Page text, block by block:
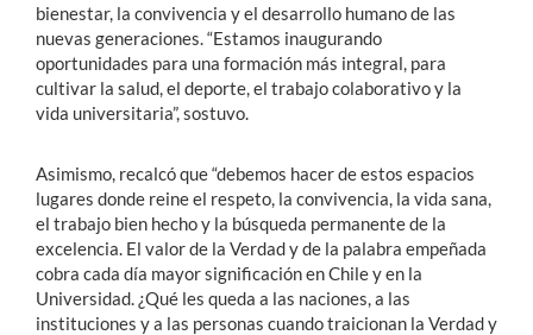
bienestar, la convivencia y el desarrollo humano de las
nuevas generaciones. “Estamos inaugurando
oportunidades para una formación más integral, para
cultivar la salud, el deporte, el trabajo colaborativo y la
vida universitaria”, sostuvo.
Asimismo, recalcó que “debemos hacer de estos espacios
lugares donde reine el respeto, la convivencia, la vida sana,
el trabajo bien hecho y la búsqueda permanente de la
excelencia. El valor de la Verdad y de la palabra empeñada
cobra cada día mayor significación en Chile y en la
Universidad. ¿Qué les queda a las naciones, a las
instituciones y a las personas cuando traicionan la Verdad y